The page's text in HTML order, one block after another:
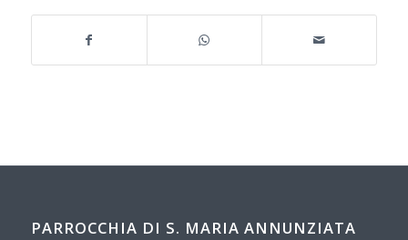
PARROCCHIA DI S. MARIA ANNUNZIATA